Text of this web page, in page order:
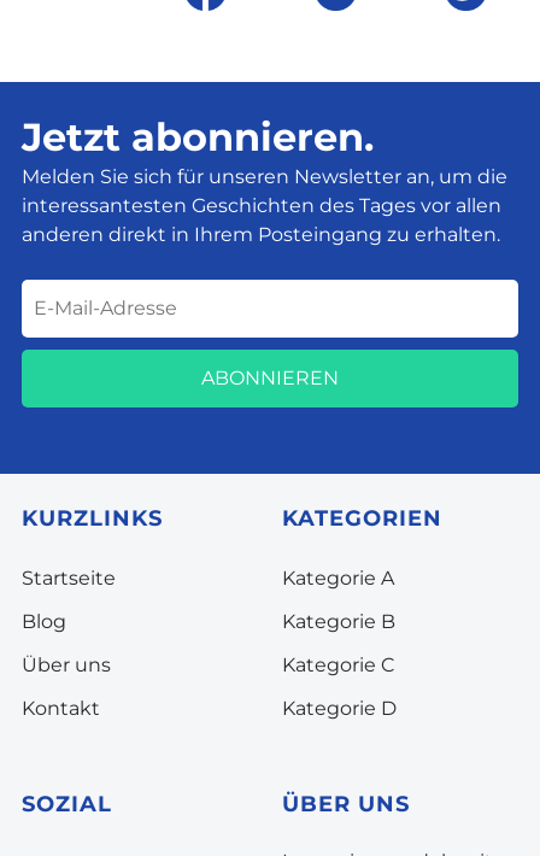
Jetzt abonnieren.
Melden Sie sich für unseren Newsletter an, um die
interessantesten Geschichten des Tages vor allen
anderen direkt in Ihrem Posteingang zu erhalten.
ABONNIEREN
KURZLINKS
Startseite
Blog
Über uns
Kontakt
KATEGORIEN
Kategorie A
Kategorie B
Kategorie C
Kategorie D
SOZIAL ÜBER UNS